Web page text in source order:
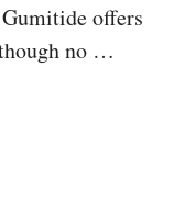
offers
no …